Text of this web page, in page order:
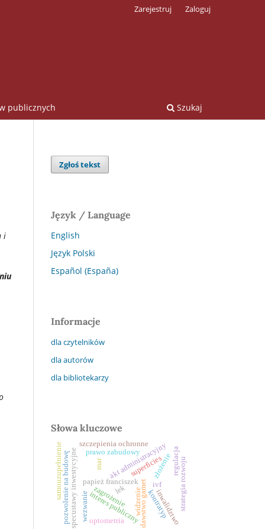
publicznych Szukaj
Zarejestruj Zaloguj
i
Zgłoś tekst
Język / Language
English
Język Polski
Español (España)
Informacje
dla czytelników
dla autorów
dla bibliotekarzy
Słowa kluczowe
papież franciszek
akt administracyjny
mar
ivf
dawstwo gamet
interes publiczny
specustawy inwestycyjne
pozwolenie na budowę prawo zabudowy
superficies
samouzupełnienie
wezwanie
złożenie
kontratyp
lek widzenie
regulacja
optometria inwalidztwostrategia rozwoju
szczepienia ochronne
zagrożenie